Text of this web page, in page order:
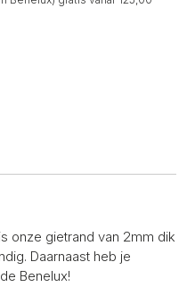
onze gietrand van 2mm dik
Daarnaast heb je
Benelux!